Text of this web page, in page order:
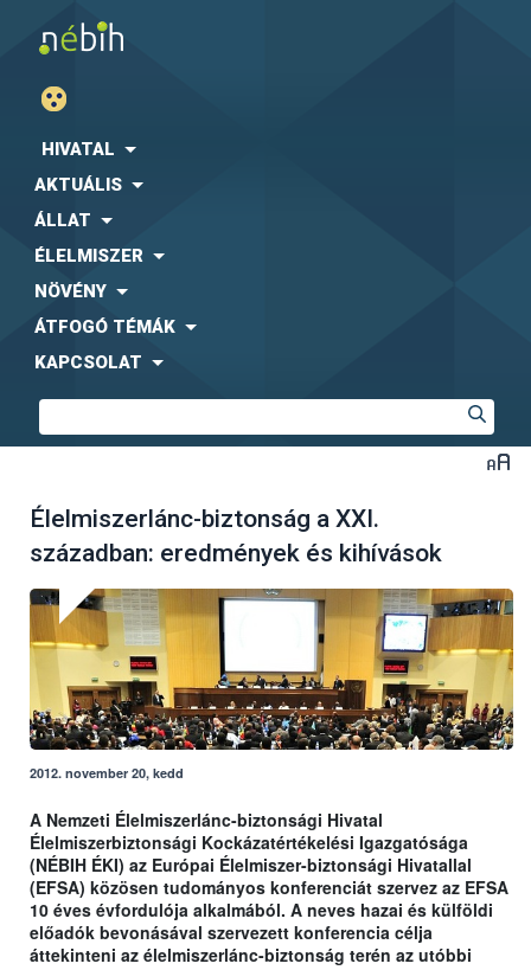
HIVATAL
AKTUÁLIS
ÁLLAT
ÉLELMISZER
NÖVÉNY
ÁTFOGÓ TÉMÁK
KAPCSOLAT
Élelmiszerlánc-biztonság a XXI.
században: eredmények és kihívások
2012. november 20, kedd
A Nemzeti Élelmiszerlánc-biztonsági Hivatal
Élelmiszerbiztonsági Kockázatértékelési Igazgatósága
(NÉBIH ÉKI) az Európai Élelmiszer-biztonsági Hivatallal
(EFSA) közösen tudományos konferenciát szervez az EFSA
10 éves évfordulója alkalmából. A neves hazai és külföldi
előadók bevonásával szervezett konferencia célja
áttekinteni az élelmiszerlánc-biztonság terén az utóbbi